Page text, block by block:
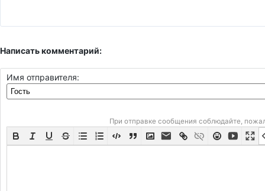
Написать комментарий:
Имя отправителя:
При отправке сообщения соблюдайте,